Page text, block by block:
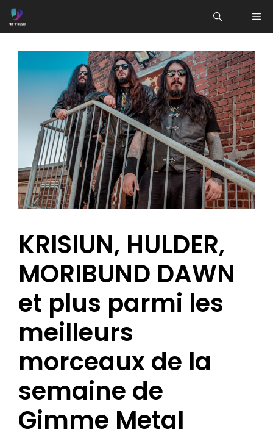
Aller
au
KRISIUN, HULDER,
MORIBUND DAWN
et plus parmi les
meilleurs
morceaux de la
semaine de
Gimme Metal